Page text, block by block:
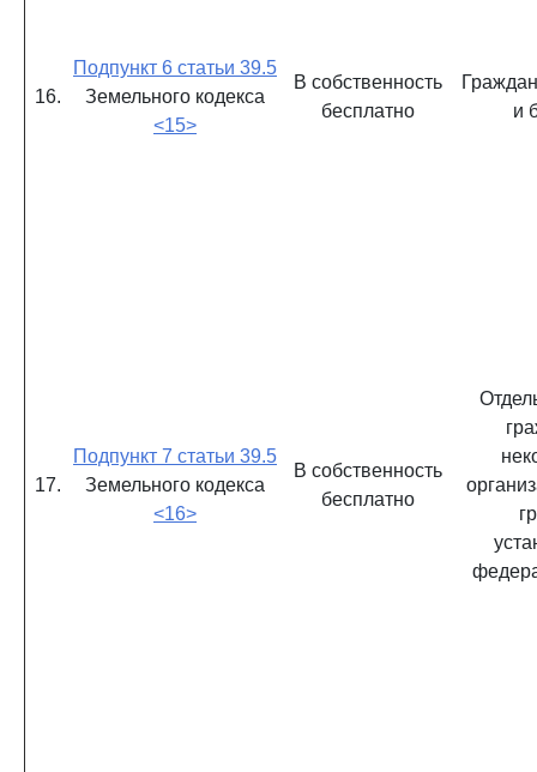
16.
Подпункт 6 статьи 39.5
Земельного кодекса
<15>
В собственность
бесплатно
и
17.
Подпункт 7 статьи 39.5
Земельного кодекса
<16>
В собственность
бесплатно